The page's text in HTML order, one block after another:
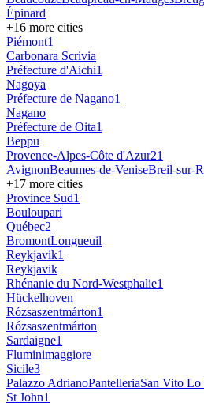
Épinard
+16 more cities
Piémont1
Carbonara Scrivia
Préfecture d'Aichi1
Nagoya
Préfecture de Nagano1
Nagano
Préfecture de Oita1
Beppu
Provence-Alpes-Côte d'Azur21
AvignonBeaumes-de-VeniseBreil-sur-
+17 more cities
Province Sud1
Bouloupari
Québec2
BromontLongueuil
Reykjavik1
Reykjavik
Rhénanie du Nord-Westphalie1
Hückelhoven
Rózsaszentmárton1
Rózsaszentmárton
Sardaigne1
Fluminimaggiore
Sicile3
Palazzo AdrianoPantelleriaSan Vito Lo
St John1